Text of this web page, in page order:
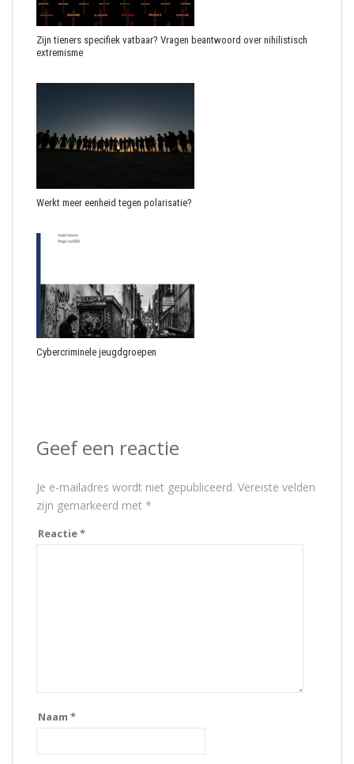
Zijn tieners specifiek vatbaar? Vragen beantwoord over nihilistisch
extremisme
Werkt meer eenheid tegen polarisatie?
Cybercriminele jeugdgroepen
Geef een reactie
Je e-mailadres wordt niet gepubliceerd. Vereiste velden
zijn gemarkeerd met *
Reactie*
Naam *